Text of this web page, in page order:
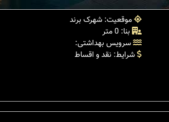
موقعیت: شهرک برند
بنا: 0 متر
سرویس بهداشتی:
شرایط: نقد و اقساط